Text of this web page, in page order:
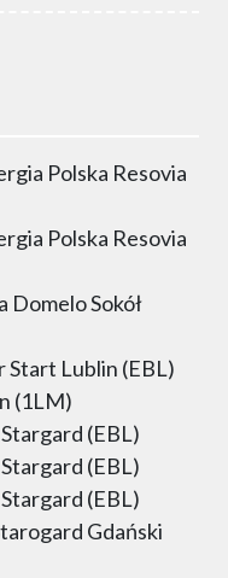
Polska Resovia
Polska Resovia
Domelo Sokół
Start Lublin (EBL)
(1LM)
(EBL)
(EBL)
(EBL)
Gdański